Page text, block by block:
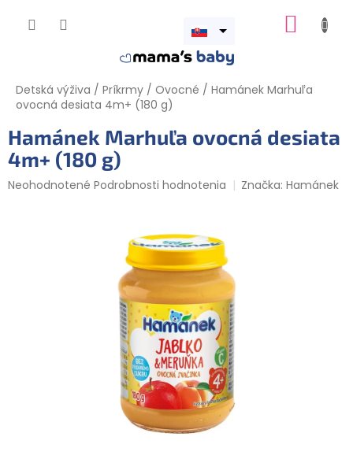
Otvoriť
Detská výživa / Príkrmy / Ovocné / Hamánek Marhuľa
ovocná desiata 4m+ (180 g)
Hamánek Marhuľa ovocná desiata
4m+ (180 g)
Priemerné
Neohodnotené Podrobnosti hodnotenia Značka:Hamánek